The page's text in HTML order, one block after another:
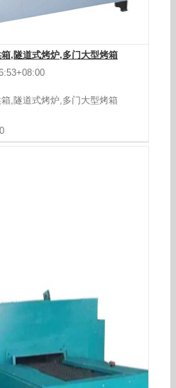
,隧道式烤炉,多门大型烤箱
,隧道式烤炉,多门大型烤箱